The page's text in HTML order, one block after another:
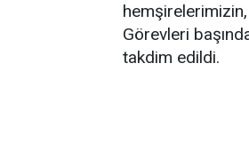
Görevleri
takdim edildi.